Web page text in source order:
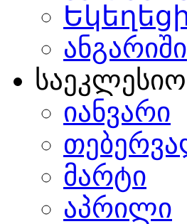
ანგარიში
იანვარი
მარტი
აპრილი